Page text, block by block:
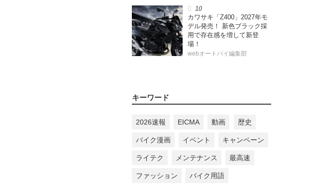
カワサキ「Z400」2027年モ
デル発売！ 新色ブラック採
用で存在感を増して新登
場！
webオートバイ編集部
キーワード
2026速報 EICMA 動画 歴史
バイク漫画 イベント キャンペーン
ライテク メンテナンス 最高速
ファッション バイク用語